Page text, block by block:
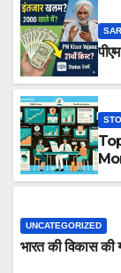
UNCATEGORIZED
भारत की विकास की